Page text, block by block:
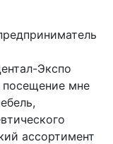
Экспо
посещение мне
ассортимент